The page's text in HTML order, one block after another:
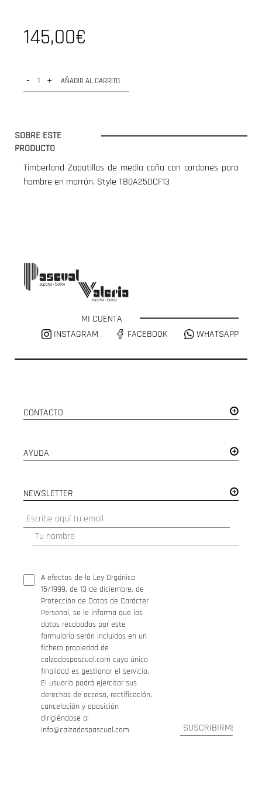
145,00€
- + AÑADIR AL CARRITO
SOBRE ESTE
PRODUCTO
Timberland Zapatillas de media caña con cordones para
hombre en marrón. Style TB0A25DCF13
MI CUENTA
INSTAGRAM
FACEBOOK WHATSAPP
CONTACTO
AYUDA
NEWSLETTER
A efectos de la Ley Orgánica
15/1999, de 13 de diciembre, de
Protección de Datos de Carácter
Personal, se le informa que los
datos recabados por este
formulario serán incluidos en un
fichero propiedad de
calzadospascual.com cuya única
finalidad es gestionar el servicio.
El usuario podrá ejercitar sus
derechos de acceso, rectificación,
cancelación y oposición
dirigiéndose a:
info@calzadospascual.com